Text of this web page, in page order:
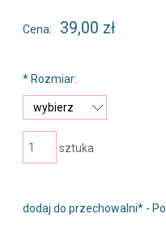
Cena: 39,00 zł
* Rozmiar:
sztuka
dodaj do przechowalni* -